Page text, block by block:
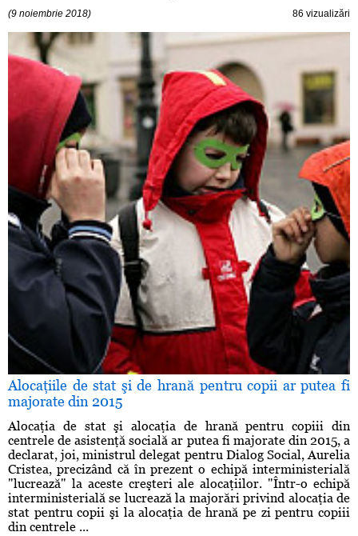
(9 noiembrie 2018) 86 vizualizări
Alocaţiile de stat şi de hrană pentru copii ar putea fi
majorate din 2015
Alocaţia de stat şi alocaţia de hrană pentru copiii din
centrele de asistenţă socială ar putea fi majorate din 2015, a
declarat, joi, ministrul delegat pentru Dialog Social, Aurelia
Cristea, precizând că în prezent o echipă interministerială
"lucrează" la aceste creşteri ale alocaţiilor. "Într-o echipă
interministerială se lucrează la majorări privind alocaţia de
stat pentru copii şi la alocaţia de hrană pe zi pentru copiii
din centrele ...